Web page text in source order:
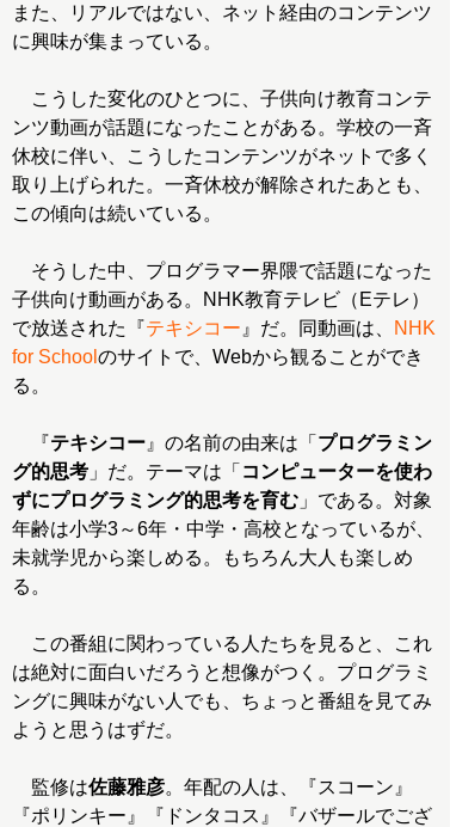
また、リアルではない、ネット経由のコンテンツ
に興味が集まっている。
こうした変化のひとつに、子供向け教育コンテ
ンツ動画が話題になったことがある。学校の一斉
休校に伴い、こうしたコンテンツがネットで多く
取り上げられた。一斉休校が解除されたあとも、
この傾向は続いている。
そうした中、プログラマー界隈で話題になった
子供向け動画がある。NHK教育テレビ（Eテレ）
で放送された『テキシコー 』だ。同動画は、
NHK
for School のサイトで、Webから観ることができ
る。
『テキシコー 』の名前の由来は「 プログラミン
グ的思考 」だ。テーマは「 コンピューターを使わ
ずにプログラミング的思考を育む 」である。対象
年齢は小学3～6年・中学・高校となっているが、
未就学児から楽しめる。もちろん大人も楽しめ
る。
この番組に関わっている人たちを見ると、これ
は絶対に面白いだろうと想像がつく。プログラミ
ングに興味がない人でも、ちょっと番組を見てみ
ようと思うはずだ。
監修は佐藤雅彦。年配の人は、『スコーン』
『ポリンキー』『ドンタコス』『バザールでござ